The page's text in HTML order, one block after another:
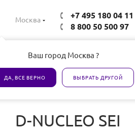
Москва
Ваш город Москва ?
ДА, ВСЕ ВЕРНО ВЫБРАТЬ ДРУГОЙ
+7 495 180 04 11
8 800 50 500 97
Все товары сертифицированы
D-NUCLEO SEI